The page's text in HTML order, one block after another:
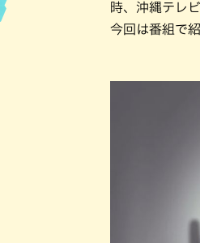
時、沖縄テレ
今回は番組で